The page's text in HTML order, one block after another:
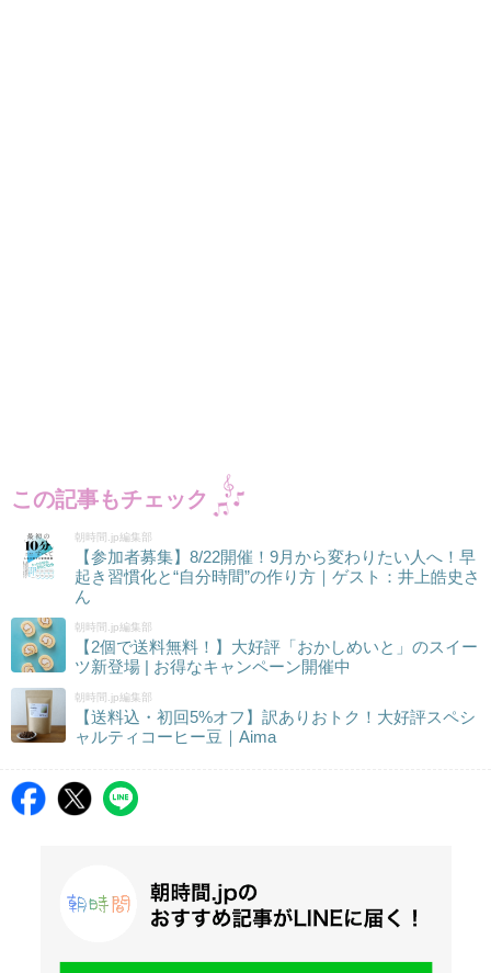
この記事もチェック
朝時間.jp編集部
【参加者募集】8/22開催！9月から変わりたい人へ！早
起き習慣化と“自分時間”の作り方｜ゲスト：井上皓史さ
ん
朝時間.jp編集部
【2個で送料無料！】大好評「おかしめいと」のスイー
ツ新登場 | お得なキャンペーン開催中
朝時間.jp編集部
【送料込・初回5%オフ】訳ありおトク！大好評スペシ
ャルティコーヒー豆｜Aima